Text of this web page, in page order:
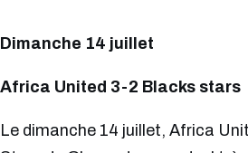
Dimanche 14 juillet
Africa United 3-2 Blacks stars
Le dimanche 14 juillet, Africa